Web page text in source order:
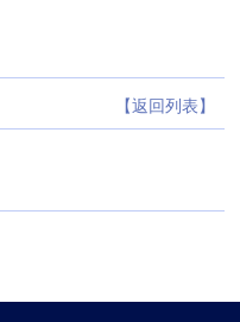
【返回列表】